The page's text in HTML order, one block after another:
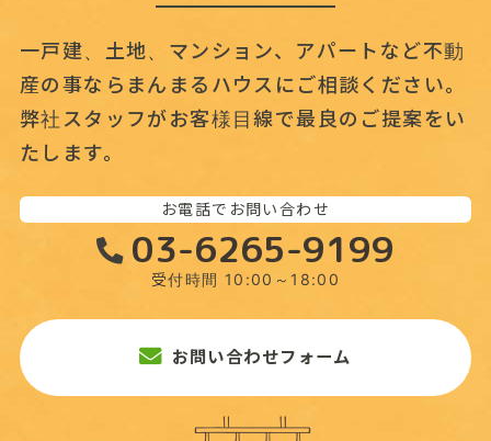
一戸建、土地、マンション、アパートなど不動
産の事なら まんまるハウスにご相談ください。
弊社スタッフがお客様目線で最良のご提案をい
たします。
お電話でお問い合わせ
03-6265-9199
受付時間 10:00～18:00
お問い合わせフォーム